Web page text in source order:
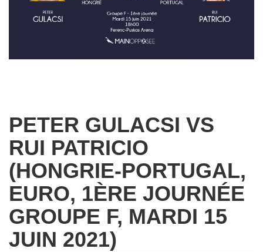
PETER GULACSI VS
RUI PATRICIO
(HONGRIE-PORTUGAL,
EURO, 1ÈRE JOURNÉE
GROUPE F, MARDI 15
JUIN 2021)